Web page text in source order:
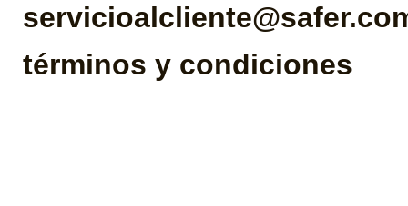
términos y condiciones